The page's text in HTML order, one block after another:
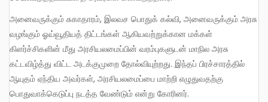
அனைவருக்கும் சுகாதாரம், இலவச பொதுக் கல்வி, அனைவருக்கும் அரசு
வழங்கும் ஓய்வூதியத் திட்டங்கள் ஆகியவற்றுக்கான மக்கள்
கிளர்ச்சிகளின் மீது அரசியலமைப்பின் வரம்புகளுடன் மாநில அரசு
கட்டவிழ்த்து விட்ட அடக்குமுறை தோல்வியுற்றது. இந்தப் பிரச்சாரத்தில்
ஆயுதம் ஏந்திய அவர்கள், அரசியலமைப்பை மாற்றி எழுதுவதற்கு
பொதுவாக்கெடுப்பு நடத்த வேண்டும் என்று கோரினர்.